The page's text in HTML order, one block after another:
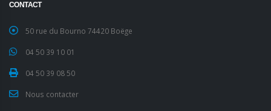
CONTACT
50 rue du Bourno 74420 Boëge
04 50 39 10 01
04 50 39 08 50
Nous contacter